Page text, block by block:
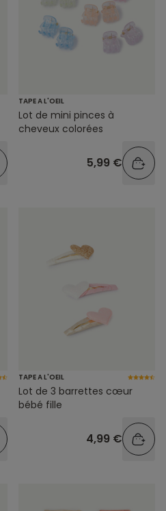
TAPE A L'OEIL
Lot de mini pinces à
cheveux colorées
5,99 €
TAPE A L'OEIL
Lot de 3 barrettes cœur
bébé fille
4,99 €